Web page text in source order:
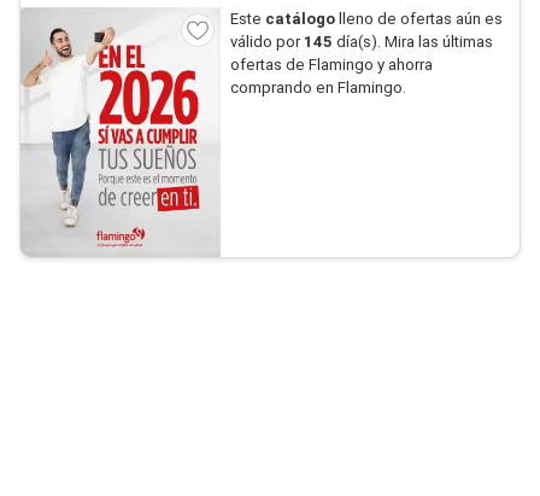
Este catálogolleno de ofertas aún es
válido por 145 día(s). Mira las últimas
ofertas de Flamingo y ahorra
comprando en Flamingo.